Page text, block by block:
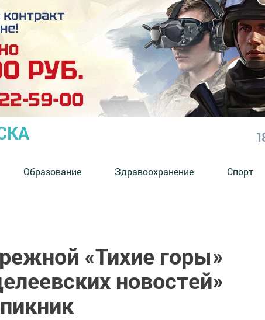
Образование Здравоохранение Спорт
«Тихие горы»
новостей»